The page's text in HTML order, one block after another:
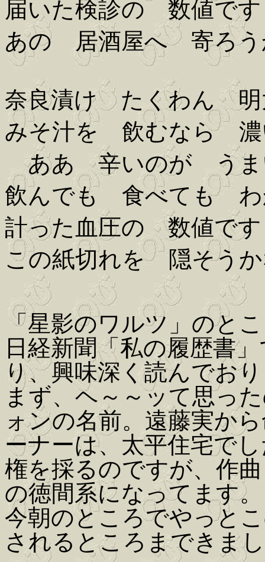
届いた検診の 数値で
あの 居酒屋へ 寄ろ
奈良漬け たくわん 明
みそ汁を 飲むなら 濃
ああ 辛いのが うま
飲んでも 食べても わ
計った血圧の 数値です
この紙切れを 隠そう
「星影のワルツ」のと
日経新聞「私の履歴書
り、興味深く読んでお
まず、ヘ～～ッて思っ
ォンの名前。遠藤実か
ーナーは、太平住宅で
権を採るのですが、作
の徳間系になってます。
今朝のところでやっと
されるところまできま